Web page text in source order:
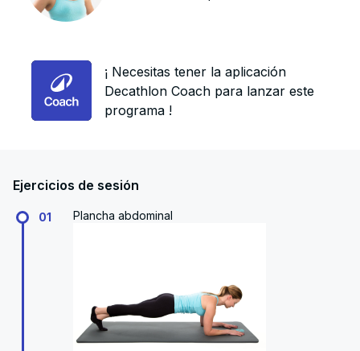
¡ Necesitas tener la aplicación
Decathlon Coach para lanzar este
programa !
Ejercicios de sesión
01 Plancha abdominal